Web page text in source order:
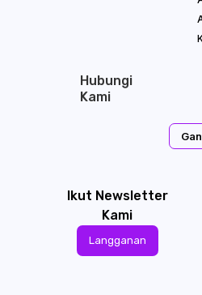
Hubungi
Kami
Ikut Newsletter
Kami
Langganan